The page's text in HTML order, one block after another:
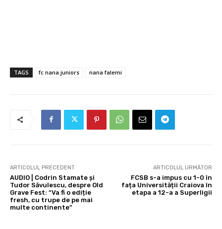
TAGS fc nana juniors nana falemi
ARTICOLUL PRECEDENT
AUDIO | Codrin Stamate și
Tudor Săvulescu, despre Old
Grave Fest: “Va fi o ediție
fresh, cu trupe de pe mai
multe continente”
ARTICOLUL URMĂTOR
FCSB s-a impus cu 1-0 în
fața Universității Craiova în
etapa a 12-a a Superligii